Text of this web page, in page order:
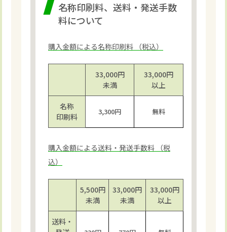
名称印刷料、送料・発送手数
料について
購入金額による名称印刷料 （税込）
33,000円
未満
33,000円
以上
名称
印刷料
3,300円 無料
購入金額による送料・発送手数料 （税
込）
5,500円
未満
33,000円
未満
33,000円
以上
送料・